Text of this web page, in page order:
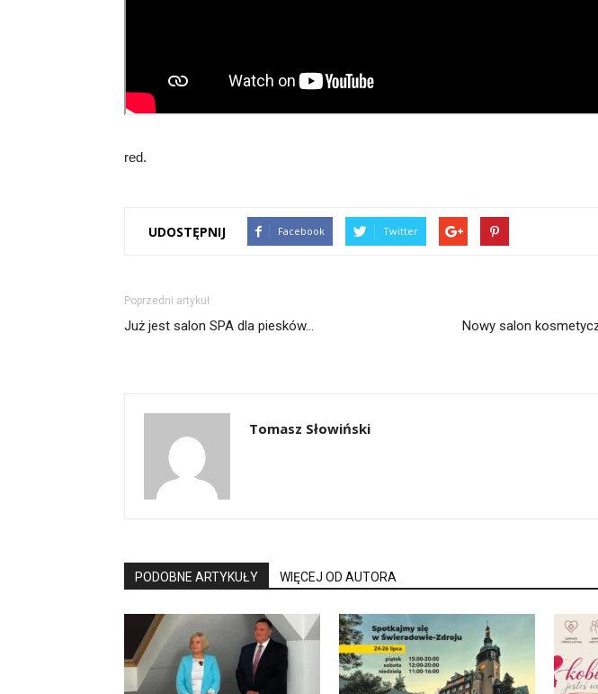
red.
UDOSTĘPNIJ Facebook Twitter
Poprzedni artykuł
Już jest salon SPA dla piesków…
Nowy salon
Tomasz Słowiński
PODOBNE ARTYKUŁY WIĘCEJ OD AUTORA